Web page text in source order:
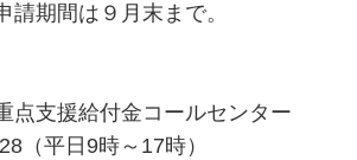
請期間は９月末まで。
点支援給付金コールセンター
（平日9時～17時）